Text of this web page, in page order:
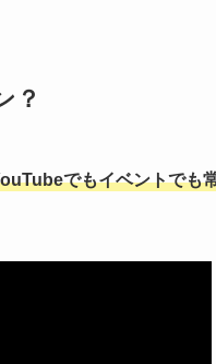
？
でもイベントでも